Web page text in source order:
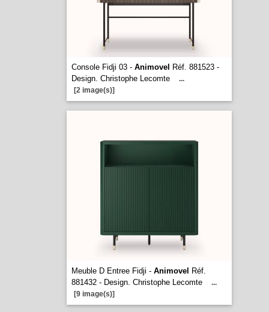
Console Fidji 03 - Animovel
Réf. 881523 -
Design. Christophe Lecomte
...
[2 image(s)]
Meuble D Entree Fidji - Animovel
Réf.
881432 - Design. Christophe Lecomte
...
[9 image(s)]